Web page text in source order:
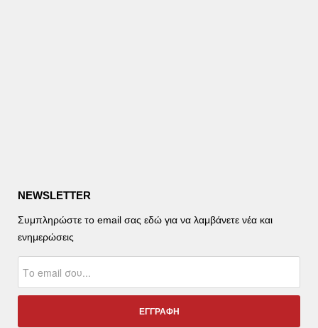
NEWSLETTER
Συμπληρώστε το email σας εδώ για να λαμβάνετε νέα και
ενημερώσεις